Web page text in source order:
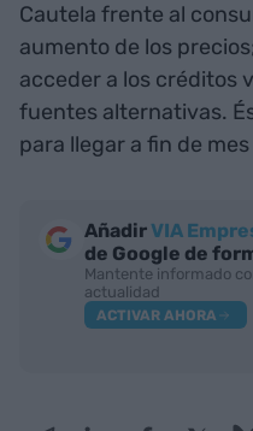
Cautela frente al
aumento de los
acceder a los créditos
fuentes alternativas.
para llegar a fin de
AñadirVIA
de Google de
Mantente informado
actualidad
ACTIVAR AHORA